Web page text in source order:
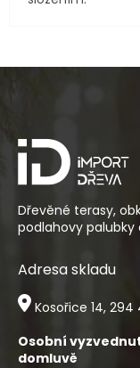
a
Dřevěné terasy,
podlahovy palubky
Adresa skladu
Kosořice 14, 294
Osobní
domluvě